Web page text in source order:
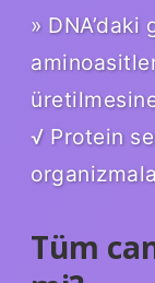
»
√ Protein
Tüm